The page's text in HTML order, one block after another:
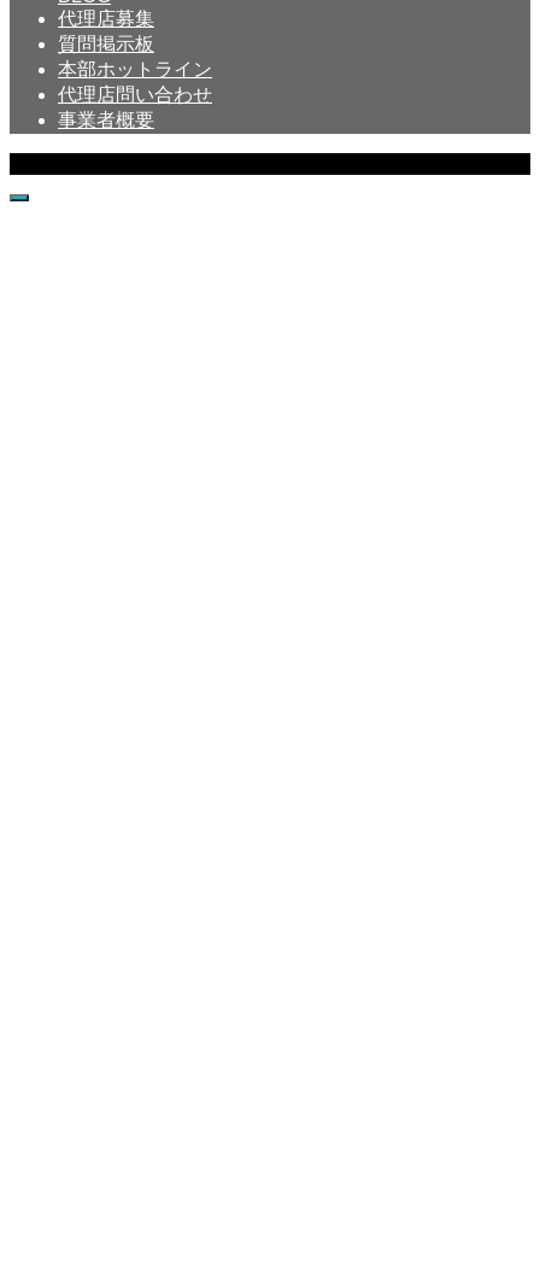
代理店募集
質問掲示板
本部ホットライン
代理店問い合わせ
事業者概要